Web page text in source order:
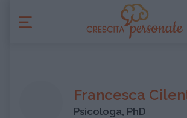
Francesca
Psicologa, PhD